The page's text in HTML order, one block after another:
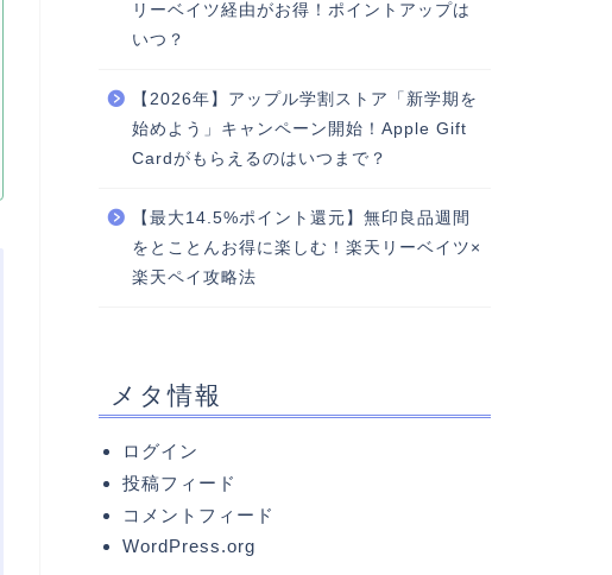
リーベイツ経由がお得！ポイントアップは
いつ？
【2026年】アップル学割ストア「新学期を
始めよう」キャンペーン開始！Apple Gift
Cardがもらえるのはいつまで？
【最大14.5%ポイント還元】無印良品週間
をとことんお得に楽しむ！楽天リーベイツ×
楽天ペイ攻略法
メタ情報
ログイン
投稿フィード
コメントフィード
WordPress.org